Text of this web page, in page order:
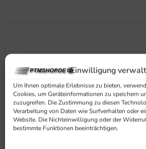
Einwilligung
Um Ihnen optimale Erlebnisse zu bieten,
Cookies, um Geräteinformationen zu speichern
zuzugreifen. Die Zustimmung zu diesen
Verarbeitung von Daten wie Surfverhalten oder
Website. Die Nichteinwilligung oder der
bestimmte Funktionen beeinträchtigen.